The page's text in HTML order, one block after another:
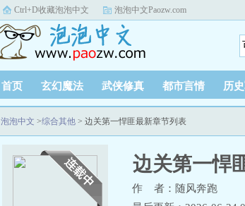
Ctrl+D收藏泡泡中文 泡泡中文Paozw.com
首页 玄幻魔法 武侠修真 都市言情 历
泡泡中文 >综合其他 > 边关第一悍匪最新章节列表
边关第一悍
作 者：随风奔跑